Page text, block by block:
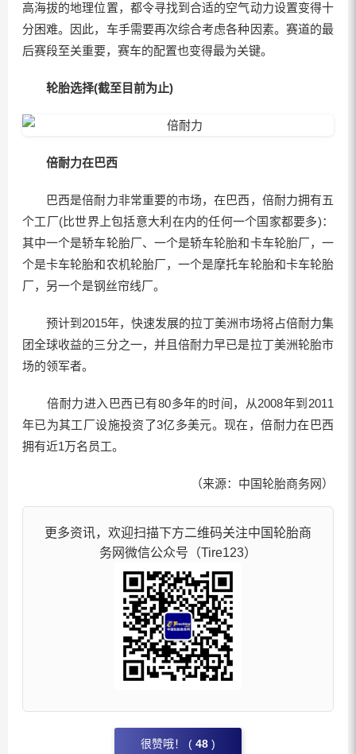
高海拔的地理位置，都令寻找到合适的空气动力设置变得十
分困难。因此，车手需要再次综合考虑各种因素。赛道的最
后赛段至关重要，赛车的配置也变得最为关键。
轮胎选择(截至目前为止)
倍耐力在巴西
巴西是倍耐力非常重要的市场，在巴西，倍耐力拥有五
个工厂(比世界上包括意大利在内的任何一个国家都要多)：
其中一个是轿车轮胎厂、一个是轿车轮胎和卡车轮胎厂，一
个是卡车轮胎和农机轮胎厂，一个是摩托车轮胎和卡车轮胎
厂，另一个是钢丝帘线厂。
预计到2015年，快速发展的拉丁美洲市场将占倍耐力集
团全球收益的三分之一，并且倍耐力早已是拉丁美洲轮胎市
场的领军者。
倍耐力进入巴西已有80多年的时间，从2008年到2011
年已为其工厂设施投资了3亿多美元。现在，倍耐力在巴西
拥有近1万名员工。
（来源：中国轮胎商务网）
更多资讯，欢迎扫描下方二维码关注中国轮胎商
务网微信公众号（Tire123）
很赞哦！ ( 48 )